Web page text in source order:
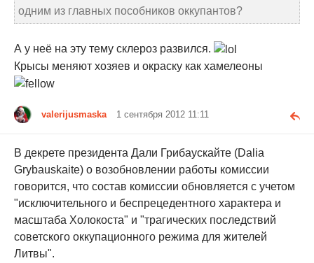
одним из главных пособников оккупантов?
А у неё на эту тему склероз развился.
Крысы меняют хозяев и окраску как хамелеоны
valerijusmaska 1 сентября 2012 11:11
В декрете президента Дали Грибаускайте (Dalia
Grybauskaite) о возобновлении работы комиссии
говорится, что состав комиссии обновляется с учетом
"исключительного и беспрецедентного характера и
масштаба Холокоста" и "трагических последствий
советского оккупационного режима для жителей
Литвы".